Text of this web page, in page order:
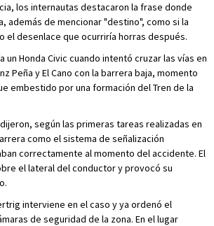
los internautas destacaron la frase donde
además de mencionar "destino", como si la
el desenlace que ocurriría horras después.
un Honda Civic cuando intentó cruzar las vías en
Peña y El Cano con la barrera baja, momento
embestido por una formación del Tren de la
según las primeras tareas realizadas en
como el sistema de señalización
correctamente al momento del accidente. El
el lateral del conductor y provocó su
interviene en el caso y ya ordenó el
de seguridad de la zona. En el lugar